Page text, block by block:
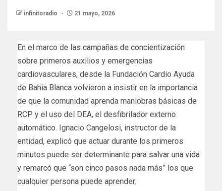
infinitoradio 21 mayo, 2026
En el marco de las campañas de concientización
sobre primeros auxilios y emergencias
cardiovasculares, desde la Fundación Cardio Ayuda
de Bahía Blanca volvieron a insistir en la importancia
de que la comunidad aprenda maniobras básicas de
RCP y el uso del DEA, el desfibrilador externo
automático. Ignacio Cangelosi, instructor de la
entidad, explicó que actuar durante los primeros
minutos puede ser determinante para salvar una vida
y remarcó que “son cinco pasos nada más” los que
cualquier persona puede aprender.